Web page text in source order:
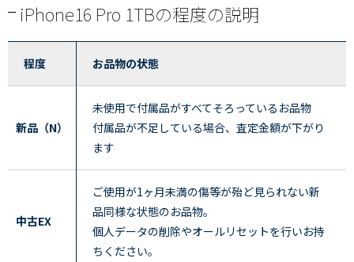
iPhone16 Pro 1TBの程度の説明
程度 お品物の状態
新品（N）
未使用で付属品がすべてそろっているお品物
付属品が不足している場合、査定金額が下がり
ます
中古EX
ご使用が1ヶ月未満の傷等が殆ど見られない新
品同様な状態のお品物。
個人データの削除やオールリセットを行いお持
ちください。